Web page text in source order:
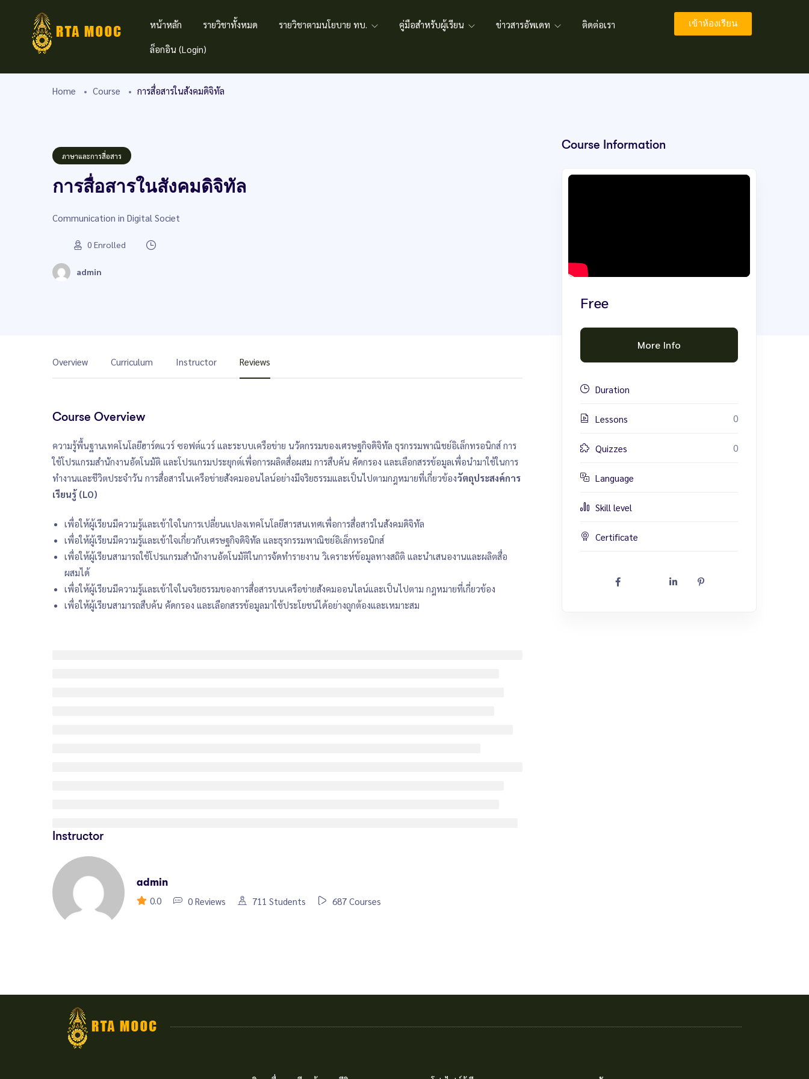
หน้าหลัก รายวิชาทั้งหมด รายวิชาตามนโยบาย ทบ. คู่มือสำหรับผู้เรียน ข่าวสารอัพเดท ติดต่อเรา
ล็อกอิน (Login)
เข้าห้องเรียน
Home Course การสื่อสารในสังคมดิจิทัล
ภาษาและการสื่อสาร
การสื่อสารในสังคมดิจิทัล
Communication in Digital Societ
0 Enrolled
admin
Overview Curriculum Instructor Reviews
Course Overview
ความรู้พื้นฐานเทคโนโลยีฮาร์ดแวร์ ซอฟต์แวร์ และระบบเครือข่าย นวัตกรรมของเศรษฐกิจดิจิทัล ธุรกรรมพาณิชย์อิเล็กทรอนิกส์ การ
ใช้โปรแกรมสำนักงานอัตโนมัติ และโปรแกรมประยุกต์เพื่อการผลิตสื่อผสม การสืบค้น คัดกรอง และเลือกสรรข้อมูลเพื่อนำมาใช้ในการ
ทำงานและชีวิตประจำวัน การสื่อสารในเครือข่ายสังคมออนไลน์อย่างมีจริยธรรมและเป็นไปตามกฎหมายที่เกี่ยวข้องวัตถุประสงค์การ
เรียนรู้ (LO)
เพื่อให้ผู้เรียนมีความรู้และเข้าใจในการเปลี่ยนแปลงเทคโนโลยีสารสนเทศเพื่อการสื่อสารในสังคมดิจิทัล
เพื่อให้ผู้เรียนมีความรู้และเข้าใจเกี่ยวกับเศรษฐกิจดิจิทัล และธุรกรรมพาณิชย์อิเล็กทรอนิกส์
เพื่อให้ผู้เรียนสามารถใช้โปรแกรมสำนักงานอัตโนมัติในการจัดทำรายงาน วิเคราะห์ข้อมูลทางสถิติ และนำเสนองานและผลิตสื่อ
ผสมได้
เพื่อให้ผู้เรียนมีความรู้และเข้าใจในจริยธรรมของการสื่อสารบนเครือข่ายสังคมออนไลน์และเป็นไปตาม กฎหมายที่เกี่ยวข้อง
เพื่อให้ผู้เรียนสามารถสืบค้น คัดกรอง และเลือกสรรข้อมูลมาใช้ประโยชน์ได้อย่างถูกต้องและเหมาะสม
Instructor
admin
0.0
0 Reviews 711 Students 687 Courses
Course Information
Free
More Info
Duration
Lessons 0
Quizzes 0
Language
Skill level
Certificate